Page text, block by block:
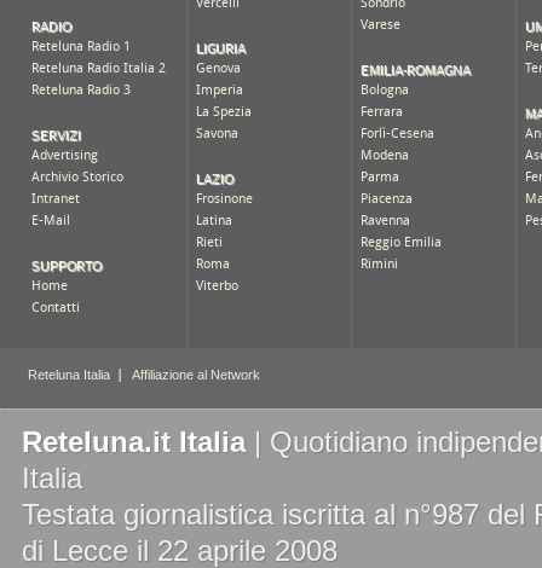
Reteluna.it Italia| Quotidiano
Italia
Testata giornalistica iscritta al n°987
di Lecce il 22 aprile 2008